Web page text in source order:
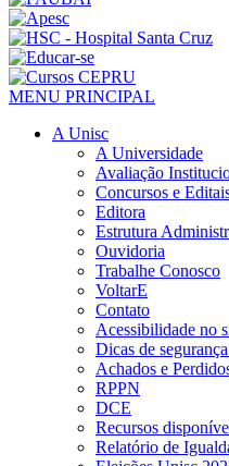
MENU PRINCIPAL
A Unisc
A Universidade
Avaliação
Concursos e
Editora
Estrutura
Ouvidoria
Trabalhe Conosco
VoltarE
Contato
Acessibilidade no
Dicas de
Achados e
RPPN
DCE
Recursos
Relatório de